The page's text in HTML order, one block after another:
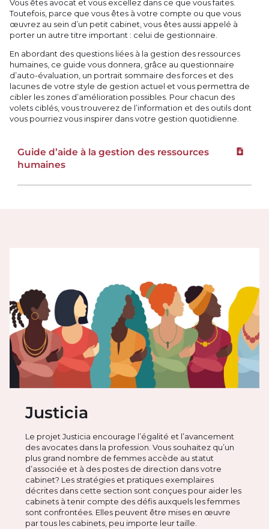
Vous êtes avocat et vous excellez dans ce que vous faites.
Toutefois, parce que vous êtes à votre compte ou que vous
œuvrez au sein d’un petit cabinet, vous êtes aussi appelé à
porter un autre titre important : celui de gestionnaire.
En abordant des questions liées à la gestion des ressources
humaines, ce guide vous donnera, grâce au questionnaire
d’auto-évaluation, un portrait sommaire des forces et des
lacunes de votre style de gestion actuel et vous permettra de
cibler les zones d’amélioration possibles. Pour chacun des
volets ciblés, vous trouverez de l’information et des outils dont
vous pourriez vous inspirer dans votre gestion quotidienne.
Guide d’aide à la gestion des ressources
humaines
Justicia
Le projet Justicia encourage l’égalité et l’avancement
des avocates dans la profession. Vous souhaitez qu’un
plus grand nombre de femmes accède au statut
d’associée et à des postes de direction dans votre
cabinet? Les stratégies et pratiques exemplaires
décrites dans cette section sont conçues pour aider les
cabinets à tenir compte des défis auxquels les femmes
sont confrontées. Elles peuvent être mises en œuvre
par tous les cabinets, peu importe leur taille.